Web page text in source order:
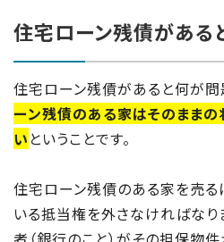
住宅ローン残債がある
住宅ローン残債があると何が問
ーン残債のある家はそのまま
い ということです。
住宅ローン残債のある家を売る
いる抵当権を外さなければなり